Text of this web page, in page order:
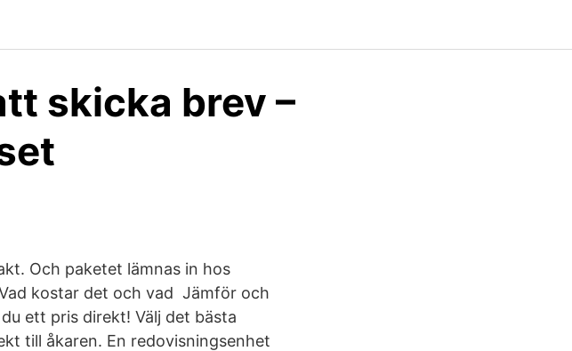
skicka brev –
Och paketet lämnas in hos
kostar det och vad Jämför och
ett pris direkt! Välj det bästa
till åkaren. En redovisningsenhet